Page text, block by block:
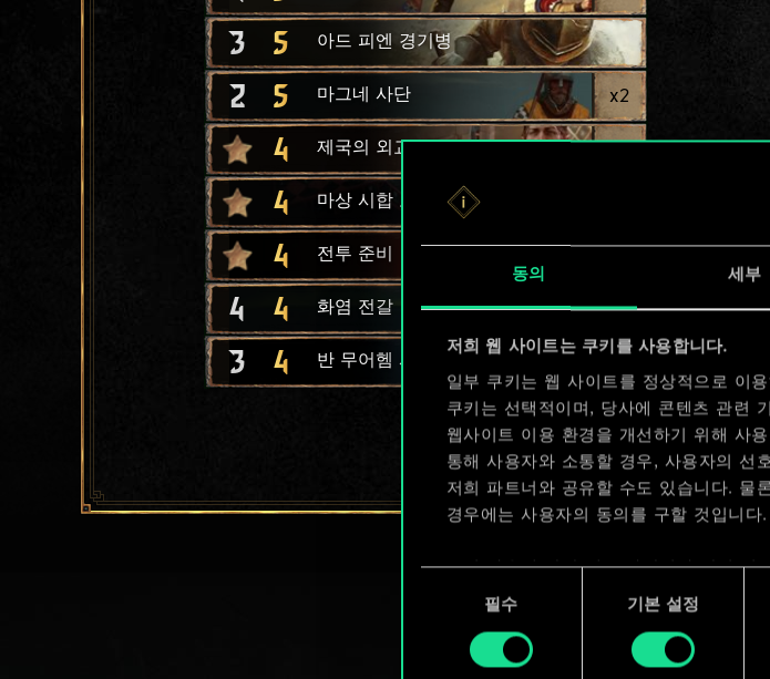
동의 세부
저희 웹 사이트는 쿠키를 사용합니다.
일부 쿠키는 웹 사이트를 정상적으로 이
쿠키는 선택적이며, 당사에 콘텐츠 관련
웹사이트 이용 환경을 개선하기 위해 사
통해 사용자와 소통할 경우, 사용자의 선
저희 파트너와 공유할 수도 있습니다. 물
경우에는 사용자의 동의를 구할 것입니다.
쿠키 사용에 관한 세부 사항이나 관련 설
확인할 수 있습니다.
필수 기본 설정
3 5 아드 피엔 경기병
2 5 마그네 사단 x2
4 제국의 외교 x2
4 마상 시합 토너먼트
4 전투 준비
4 4 화염 전갈 x2
3 4 반 무어헴 사냥꾼